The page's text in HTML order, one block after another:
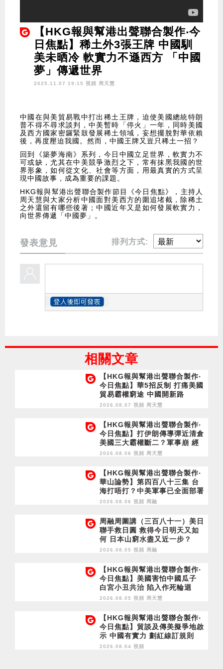
【HKG報與幫港出聲聯合製作‧今
日焦點】稀土外3張王牌 中國馴
美未晒冷 軟實力不遜西方 「中國
夢」傳遞世界
2025.11.07 19:15 視頻 周天慧
中國在與美貿易戰中打出稀土王牌，迫使美國總統特朗
普不得不尋求談判，中美暫時「停火」一年，同時美國
及西方國家密鑼緊鼓發展稀土領域，妄想擺脫對華依賴
後，再度壓迫我國。然而，中國王牌又豈只稀土一招？
回到《築夢海南》系列，今日中國立足世界，軟實力不
可或缺，尤其在中美競爭激烈之下，常有抹黑我國的世
界形象，如何從文化、社會等方面，用最真實的方式呈
現中國故事，成為重要的課題。
HKG報與幫港出聲聯合製作節目《今日焦點》，主持人
周天慧與大家分析中國面對美西方的圍追堵截，除稀土
之外還留有哪些後著；中國近年又是如何發展軟實力，
向世界傳遞「中國夢」。
發表意見 排列方式:
相關文章
【HKG報與幫港出聲聯合製作‧
今日焦點】華5招反制 打痛美國
貿易霸權窮途 中國開新路
2026.08.07 視頻 周天慧
【HKG報與幫港出聲聯合製作‧
今日焦點】打伊朗傳導彈近清倉
美國三大霸權斷二？軍事崩 經
濟損
2026.08.06 視頻 周天慧
【HKG報與幫港出聲聯合製作‧
華山論勢】第四百八十三集 台
海打唔打？中美軍事已全面部署
2028年1月台灣選舉是臨界點？
2026.08.06 視頻 周融
周融周圍講（三百八十一）美日
聯手救日圓 救得今日明天又如
何 日本山窮水盡又近一步？
2026.08.05 視頻 周融
【HKG報與幫港出聲聯合製作‧
今日焦點】美國害怕中國瓜子
白宮小丑共治 陷入作死輪迴
2026.08.05 視頻 周天慧
【HKG報與幫港出聲聯合製作‧
今日焦點】貿談及傳美擬爭地啟
示 中國有實力 劃紅線訂規則
2026.08.04 視頻